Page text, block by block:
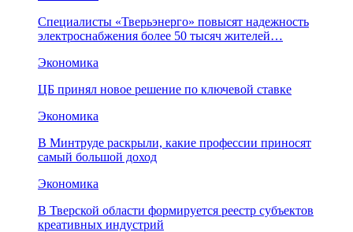
Специалисты «Тверьэнерго» повысят надежность
электроснабжения более 50 тысяч жителей…
Экономика
ЦБ принял новое решение по ключевой ставке
Экономика
В Минтруде раскрыли, какие профессии приносят
самый большой доход
Экономика
В Тверской области формируется реестр субъектов
креативных индустрий